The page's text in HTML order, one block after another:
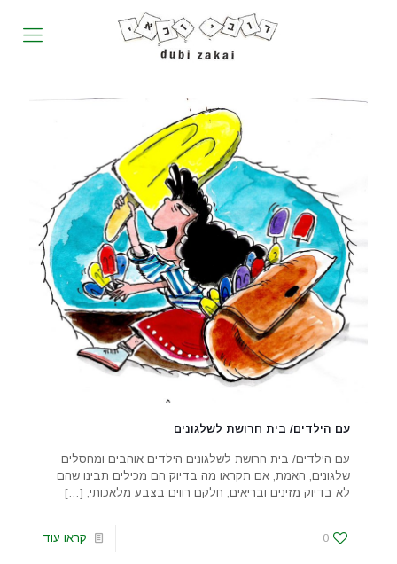
עם הילדים/ בית חרושת לשלגונים
עם הילדים/ בית חרושת לשלגונים הילדים אוהבים ומחסלים
שלגונים, האמת, אם תקראו מה בדיוק הם מכילים תבינו שהם
לא בדיוק מזינים ובריאים, חלקם רווים בצבע מלאכותי, […]
0 קראו עוד